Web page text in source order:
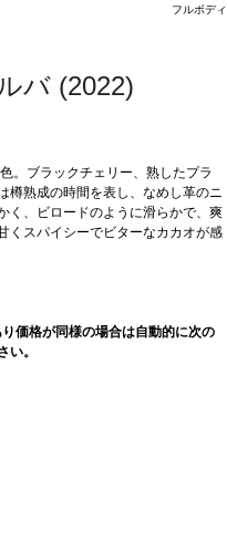
フルボディ
バ (2022)
。ブラックチェリー、熟したプラ
樽熟成の時間を表し、なめし革のニ
く、ビロードのように滑らかで、爽
くスパイシーでビターなカカオが感
価格が同様の場合は自動的に次の
い。